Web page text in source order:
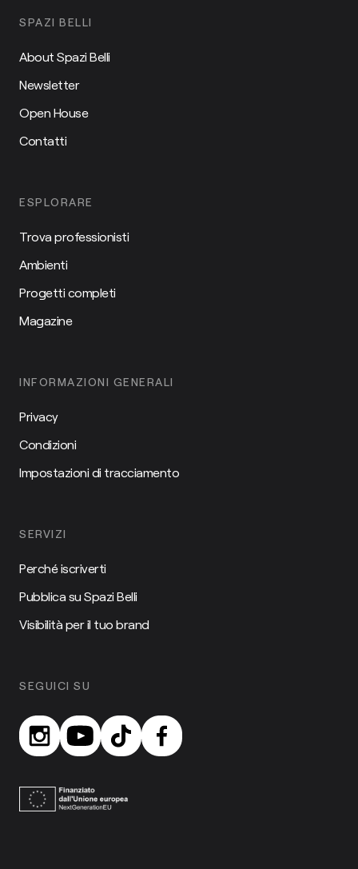
SPAZI BELLI
About Spazi Belli
Newsletter
Open House
Contatti
ESPLORARE
Trova professionisti
Ambienti
Progetti completi
Magazine
INFORMAZIONI GENERALI
Privacy
Condizioni
Impostazioni di tracciamento
SERVIZI
Perché iscriverti
Pubblica su Spazi Belli
Visibilità per il tuo brand
SEGUICI SU